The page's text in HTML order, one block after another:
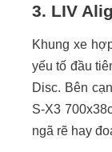
3. LIV
Khung xe
yếu tố đầu
Disc. Bên
S-X3
ngã rẽ hay